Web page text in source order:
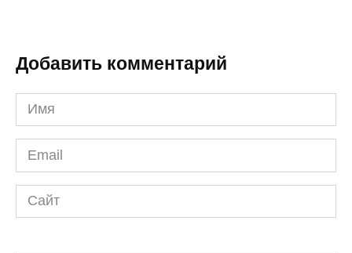
Добавить комментарий
Имя
*
Email
*
Сайт